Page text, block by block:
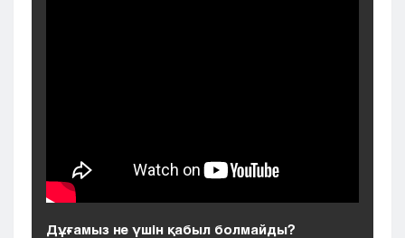
Уральск
Усть-Каменогорск
Дұғамыз не үшін қабыл болмайды?